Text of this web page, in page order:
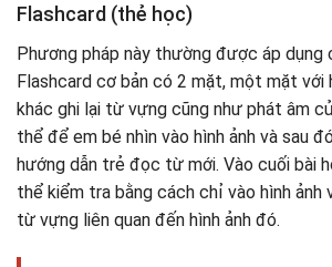
Flashcard (thẻ học)
Phương pháp này thường được áp dụng
Flashcard cơ bản có 2 mặt, một mặt với
khác ghi lại từ vựng cũng như phát âm
thể để em bé nhìn vào hình ảnh và sau
hướng dẫn trẻ đọc từ mới. Vào cuối bài
thể kiểm tra bằng cách chỉ vào hình ảnh
từ vựng liên quan đến hình ảnh đó.